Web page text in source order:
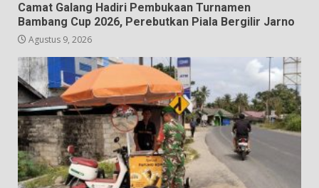
Camat Galang Hadiri Pembukaan Turnamen
Bambang Cup 2026, Perebutkan Piala Bergilir Jarno
Agustus 9, 2026